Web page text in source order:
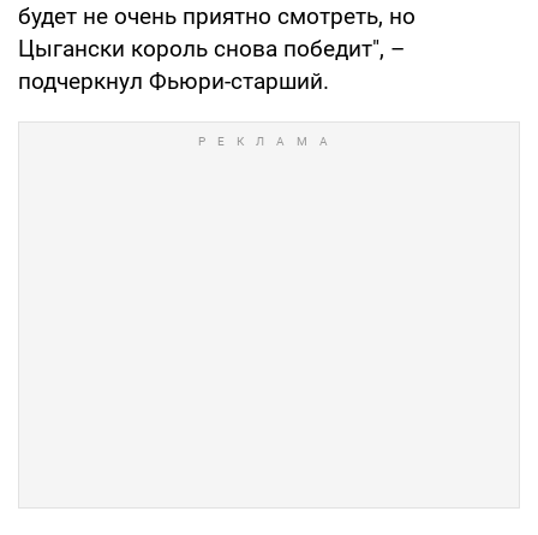
будет не очень приятно смотреть, но
Цыгански король снова победит", –
подчеркнул Фьюри-старший.